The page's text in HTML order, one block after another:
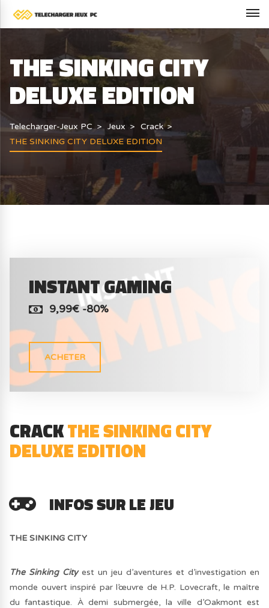
THE SINKING CITY
DELUXE EDITION
Telecharger-Jeux PC Jeux
Crack
THE SINKING CITY DELUXE EDITION
INSTANT GAMING
9,99€ -80%
ACHETER
CRACKTHE SINKING CITY
DELUXE EDITION
INFOS SUR LE JEU
THE SINKING CITY
The Sinking Cityest un jeu d’aventures et d’investigation en
monde ouvert inspiré par l’œuvre de H.P. Lovecraft, le maître
du fantastique. À demi submergée, la ville d’Oakmont est